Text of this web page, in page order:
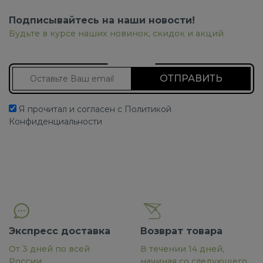
Подписывайтесь на наши новости!
Будьте в курсе наших новинок, скидок и акций
Я прочитал и согласен с Политикой
Конфиденциальности
Экспресс доставка
От 3 дней по всей
Возврат товара
В течении 14 дней,